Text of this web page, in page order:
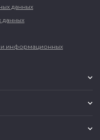
данных
данных
и информационных